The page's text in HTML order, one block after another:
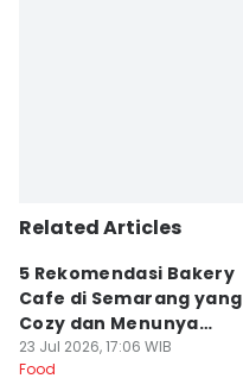
Related Articles
5 Rekomendasi Bakery
Cafe di Semarang yang
Cozy dan Menunya
Yummy
23 Jul 2026, 17:06 WIB
Food